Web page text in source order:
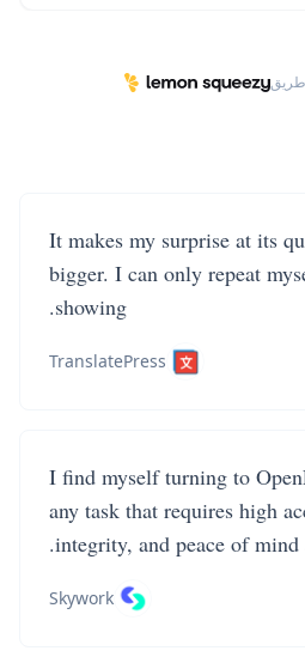
طريق
It makes my surprise at its
bigger. I can only repeat
showing.
TranslatePress
I find myself turning to
any task that requires high
integrity, and peace of mind
Skywork